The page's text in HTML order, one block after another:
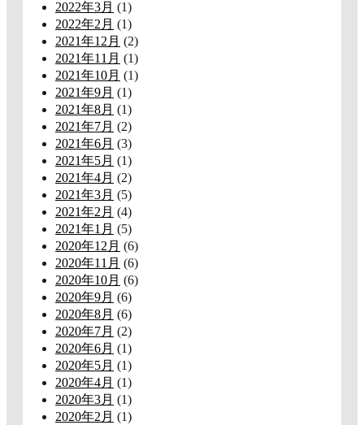
2022年3月 (1)
2022年2月 (1)
2021年12月 (2)
2021年11月 (1)
2021年10月 (1)
2021年9月 (1)
2021年8月 (1)
2021年7月 (2)
2021年6月 (3)
2021年5月 (1)
2021年4月 (2)
2021年3月 (5)
2021年2月 (4)
2021年1月 (5)
2020年12月 (6)
2020年11月 (6)
2020年10月 (6)
2020年9月 (6)
2020年8月 (6)
2020年7月 (2)
2020年6月 (1)
2020年5月 (1)
2020年4月 (1)
2020年3月 (1)
2020年2月 (1)